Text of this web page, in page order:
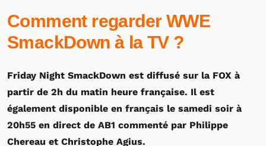
Comment regarder WWE
SmackDown à la TV ?
Friday Night SmackDown est diffusé sur la FOX à
partir de 2h du matin heure française. Il est
également disponible en français le samedi soir à
20h55 en direct de AB1 commenté par Philippe
Chereau et Christophe Agius.